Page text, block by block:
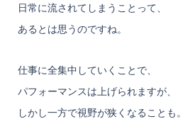
日常に流されてしまうことって、
あるとは思うのですね。
仕事に全集中していくことで、
パフォーマンスは上げられますが、
しかし一方で視野が狭くなることも。